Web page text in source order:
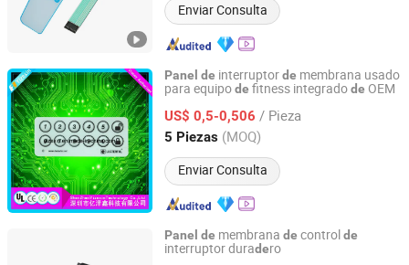
Enviar Consulta
Panel de interruptorde membrana usado
para equipode fitness integradode OEM
US$ 0,5-0,506 / Pieza
5 Piezas (MOQ)
Enviar Consulta
Shenzhen Yizexin Technology Co., Ltd.
Guangdong, China Desde 2017
Panel de membrana de controlde
interruptor duradero
Kay-EE Membrane Keyboard Switch Co., Ltd.